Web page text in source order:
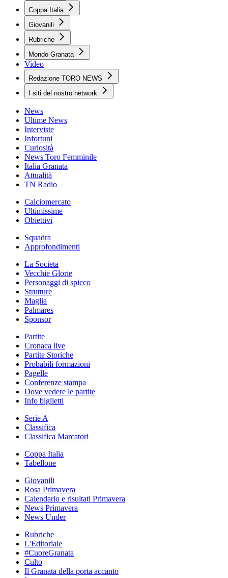
Coppa Italia
Giovanili
Rubriche
Mondo Granata
Video
Redazione TORO NEWS
I siti del nostro network
News
Ultime News
Interviste
Infortuni
Curiosità
News Toro Femminile
Italia Granata
Attualità
TN Radio
Calciomercato
Ultimissime
Obiettivi
Squadra
Approfondimenti
La Societa
Vecchie Glorie
Personaggi di spicco
Strutture
Maglia
Palmares
Sponsor
Partite
Cronaca live
Partite Storiche
Probabili formazioni
Pagelle
Conferenze stampa
Dove vedere le partite
Info biglietti
Serie A
Classifica
Classifica Marcatori
Coppa Italia
Tabellone
Giovanili
Rosa Primavera
Calendario e risultati Primavera
News Primavera
News Under
Rubriche
L'Editoriale
#CuoreGranata
Culto
Il Granata della porta accanto